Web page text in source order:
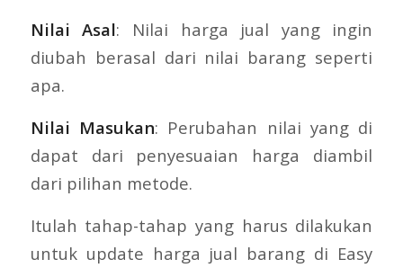
Nilai Asal: Nilai harga jual yang ingin
diubah berasal dari nilai barang seperti
apa.
Nilai Masukan: Perubahan nilai yang di
dapat dari penyesuaian harga diambil
dari pilihan metode.
Itulah tahap-tahap yang harus dilakukan
untuk update harga jual barang di Easy